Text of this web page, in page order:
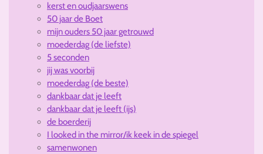
kerst en oudjaarswens
50 jaar de Boet
mijn ouders 50 jaar getrouwd
moederdag (de liefste)
5 seconden
jij was voorbij
moederdag (de beste)
dankbaar dat je leeft
dankbaar dat je leeft (ijs)
de boerderij
I looked in the mirror/ik keek in de spiegel
samenwonen